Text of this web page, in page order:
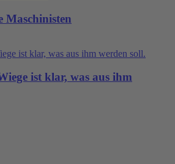
ist klar, was aus ihm